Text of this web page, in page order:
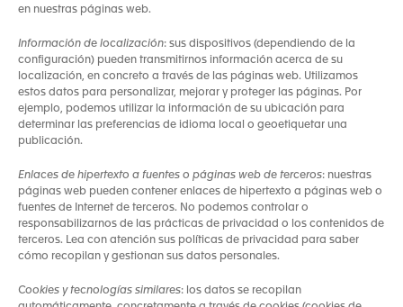
en nuestras páginas web.
Información de localización: sus dispositivos (dependiendo de la
configuración) pueden transmitirnos información acerca de su
localización, en concreto a través de las páginas web. Utilizamos
estos datos para personalizar, mejorar y proteger las páginas. Por
ejemplo, podemos utilizar la información de su ubicación para
determinar las preferencias de idioma local o geoetiquetar una
publicación.
Enlaces de hipertexto a fuentes o páginas web de terceros: nuestras
páginas web pueden contener enlaces de hipertexto a páginas web o
fuentes de Internet de terceros. No podemos controlar o
responsabilizarnos de las prácticas de privacidad o los contenidos de
terceros. Lea con atención sus políticas de privacidad para saber
cómo recopilan y gestionan sus datos personales.
Cookies y tecnologías similares: los datos se recopilan